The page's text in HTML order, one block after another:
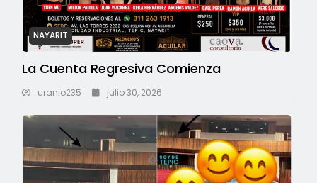
NAYARIT
La Cuenta Regresiva Comienza
uranio235 julio 30, 2026